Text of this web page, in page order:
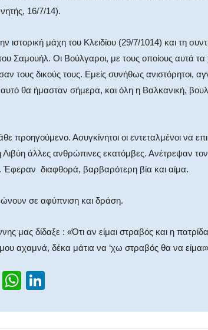
16/7/14).
μάχη του Κλειδίου (29/7/1014) και τη
Σαμουήλ. Οι Βούλγαροι, με τους οποίους αυτά τα
τους δικούς τους. Εμείς συνήθως ανιστόρητοι,
αυτό θα ήμασταν σήμερα, και όλη η Βαλκανική,
προηγούμενο. Ασυγκίνητοι οι εντεταλμένοι να
άλλες ανθρώπινες εκατόμβες. Ανέτρεψαν
Έφεραν διαφθορά, βαρβαρότερη βία και αίμα.
σε αφύπνιση και δράση.
μας δίδαξε : «Ότι αν είμαι στραβός και η πατρίδα
αχαμνά, δέκα μάτια να ‘χω στραβός θα να
W
W
at k